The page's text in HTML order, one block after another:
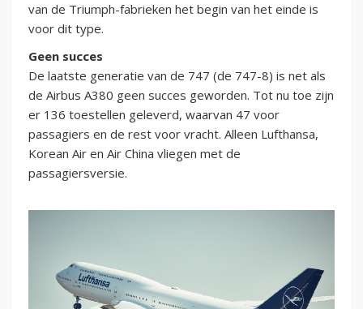
van de Triumph-fabrieken het begin van het einde is
voor dit type.
Geen succes
De laatste generatie van de 747 (de 747-8) is net als
de Airbus A380 geen succes geworden. Tot nu toe zijn
er 136 toestellen geleverd, waarvan 47 voor
passagiers en de rest voor vracht. Alleen Lufthansa,
Korean Air en Air China vliegen met de
passagiersversie.